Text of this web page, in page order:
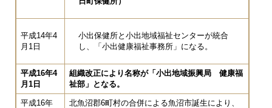
平成14年4
月1日
小出保健所と小出地域福祉センターが統合
し、「小出健康福祉事務所」になる。
平成16年4
月1日
組織改正により名称が「小出地域振興局 健康福
祉部」となる。
平成16年
北魚沼郡6町村の合併による魚沼市誕生により、